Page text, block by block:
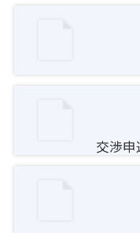
交渉